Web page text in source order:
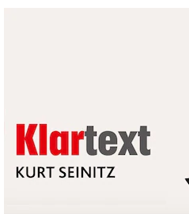
© Krone Multimedia GmbH & Co